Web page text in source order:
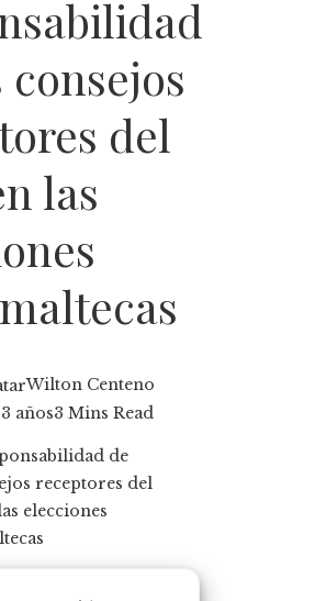
consejos
del
las
Wilton Centeno
años3 Mins Read